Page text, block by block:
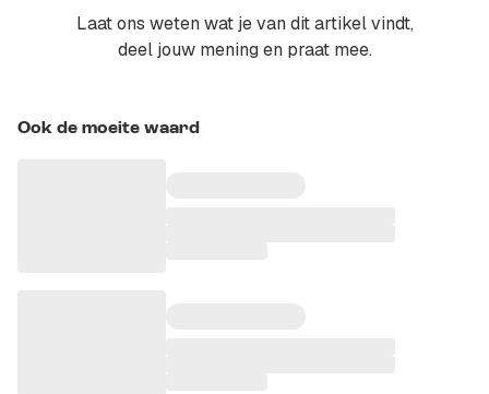
Laat ons weten wat je van dit artikel vindt,
deel jouw mening en praat mee.
Ook de moeite waard